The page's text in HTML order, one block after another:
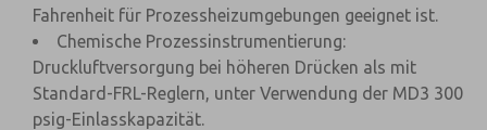
Fahrenheit für Prozessheizumgebungen geeignet ist.
Chemische Prozessinstrumentierung:
Druckluftversorgung bei höheren Drücken als mit
Standard-FRL-Reglern, unter Verwendung der MD3 300
psig-Einlasskapazität.